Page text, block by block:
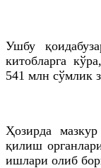
Ушбу
китобларга
541 млн сўмлик
Ҳозирда
қилиш
ишлари олиб